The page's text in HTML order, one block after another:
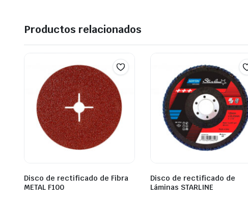
Productos relacionados
Disco de rectificado de Fibra
METAL F100
Disco de rectificado de
Láminas STARLINE